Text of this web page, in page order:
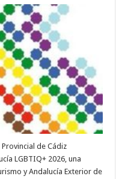
de Cádiz
LGBTIQ+ 2026, una
y Andalucía Exterior de